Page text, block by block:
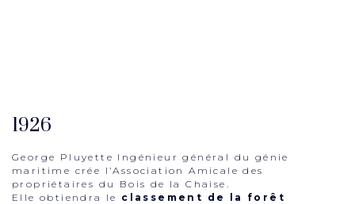
1926
George Pluyette Ingénieur général du génie
maritime crée l’Association Amicale des
propriétaires du Bois de la Chaise.
Elle obtiendra le classement de la forêt